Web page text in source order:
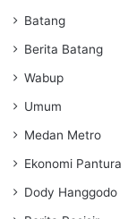
Batang
Berita Batang
Wabup
Umum
Medan Metro
Ekonomi Pantura
Dody Hanggodo